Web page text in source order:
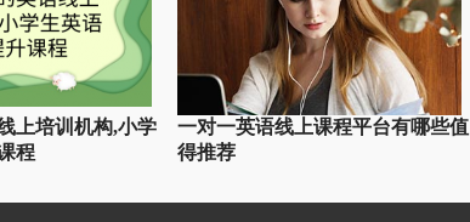
上培训机构,小学
程
一对一英语线上课程平台有哪些值
得推荐